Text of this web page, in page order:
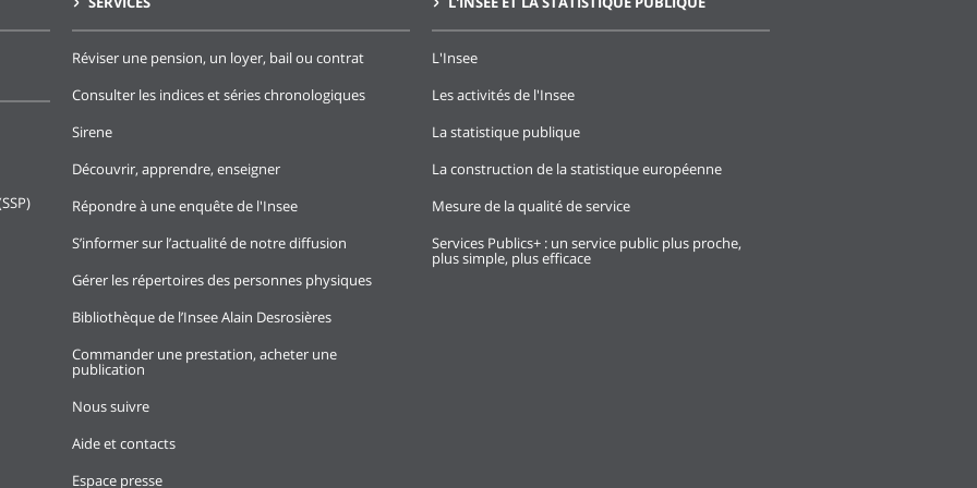
Réviser une pension, un loyer, bail ou contrat
Consulter les indices et séries chronologiques
Sirene
Découvrir, apprendre, enseigner
Répondre à une enquête de l'Insee
S’informer sur l’actualité de notre diffusion
Gérer les répertoires des personnes physiques
Bibliothèque de l’Insee Alain Desrosières
Commander une prestation, acheter une
publication
Nous suivre
Aide et contacts
Espace presse
L'Insee
Les activités de l'Insee
La statistique publique
La construction de la statistique européenne
Mesure de la qualité de service
Services Publics+ : un service public plus proche,
plus simple, plus efficace